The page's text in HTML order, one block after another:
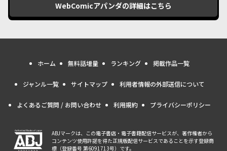
WebComicアパンダの詳細はこちら
ホーム 無料話増量 ランキング 掲載作品一覧
ジャンル一覧 サイトマップ 利用者情報の外部送信について
よくあるご質問 / お問い合わせ 利用規約 プライバシーポリシー
ABJマークは、この電子書店・電子書籍配信サービスが、著作権者から
コンテンツ使用許諾を得た正規版配信サービスであることを示す登録商
標（登録番号 第6091713号）です。